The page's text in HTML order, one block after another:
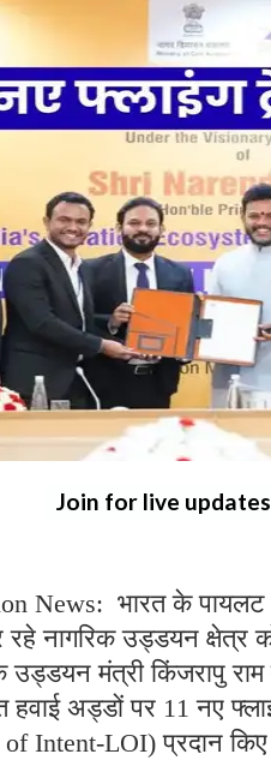
Join for live
News: भारत के पायलट
नागरिक उड्डयन क्षेत्र
उड्डयन मंत्री किंजरापु
अड्डों पर 11 नए
Intent-LOI) प्रदान